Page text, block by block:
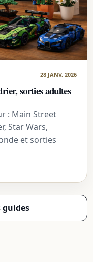
28 JANV. 2026
sorties adultes
: Main Street
Star Wars,
et sorties
guides